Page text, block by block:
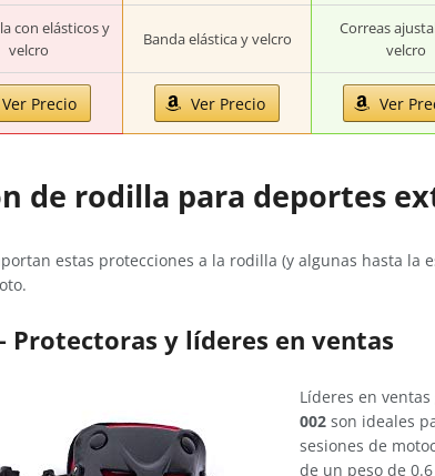
con elásticos y
velcro
Banda elástica y velcro
Correas
velcro
Ver Precio Ver Precio Ver
de rodilla para deportes
estas protecciones a la rodilla (y algunas hasta
Protectoras y líderes en ventas
Líderes en
002 son ideales
sesiones de
de un peso de